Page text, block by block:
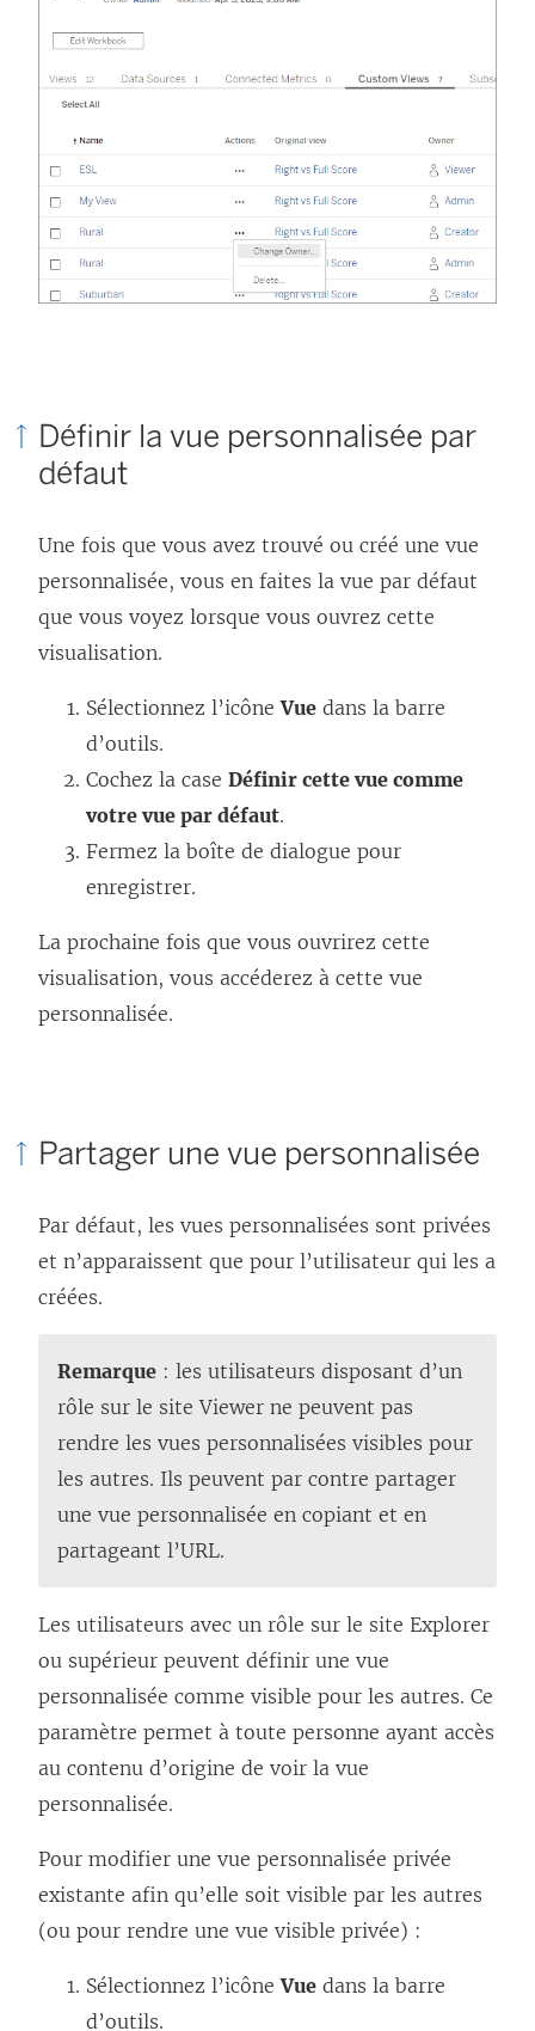
Définir la vue personnalisée par
défaut
Une fois que vous avez trouvé ou créé une vue
personnalisée, vous en faites la vue par défaut
que vous voyez lorsque vous ouvrez cette
visualisation.
Sélectionnez l’icôneVue dans la barre
d’outils.
Cochez la case Définir cette vue comme
votre vue par défaut.
Fermez la boîte de dialogue pour
enregistrer.
La prochaine fois que vous ouvrirez cette
visualisation, vous accéderez à cette vue
personnalisée.
Partager une vue personnalisée
Par défaut, les vues personnalisées sont privées
et n’apparaissent que pour l’utilisateur qui les a
créées.
Remarque : les utilisateurs disposant d’un
rôle sur le site Viewer ne peuvent pas
rendre les vues personnalisées visibles pour
les autres. Ils peuvent par contre partager
une vue personnalisée en copiant et en
partageant l’URL.
Les utilisateurs avec un rôle sur le site Explorer
ou supérieur peuvent définir une vue
personnalisée comme visible pour les autres. Ce
paramètre permet à toute personne ayant accès
au contenu d’origine de voir la vue
personnalisée.
Pour modifier une vue personnalisée privée
existante afin qu’elle soit visible par les autres
(ou pour rendre une vue visible privée) :
Sélectionnez l’icôneVue dans la barre
d’outils.